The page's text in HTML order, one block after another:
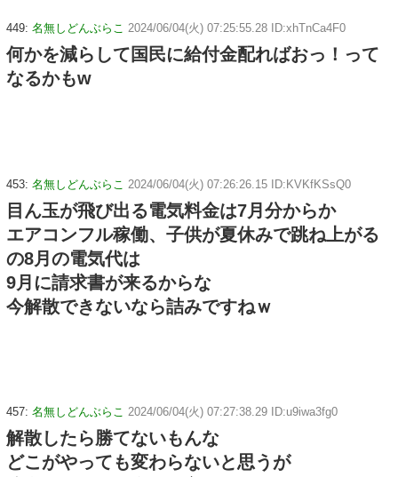
449: 名無しどんぶらこ 2024/06/04(火) 07:25:55.28 ID:xhTnCa4F0
何かを減らして国民に給付金配ればおっ！って
なるかもw
453: 名無しどんぶらこ 2024/06/04(火) 07:26:26.15 ID:KVKfKSsQ0
目ん玉が飛び出る電気料金は7月分からか
エアコンフル稼働、子供が夏休みで跳ね上がる
の8月の電気代は
9月に請求書が来るからな
今解散できないなら詰みですねｗ
457: 名無しどんぶらこ 2024/06/04(火) 07:27:38.29 ID:u9iwa3fg0
解散したら勝てないもんな
どこがやっても変わらないと思うが